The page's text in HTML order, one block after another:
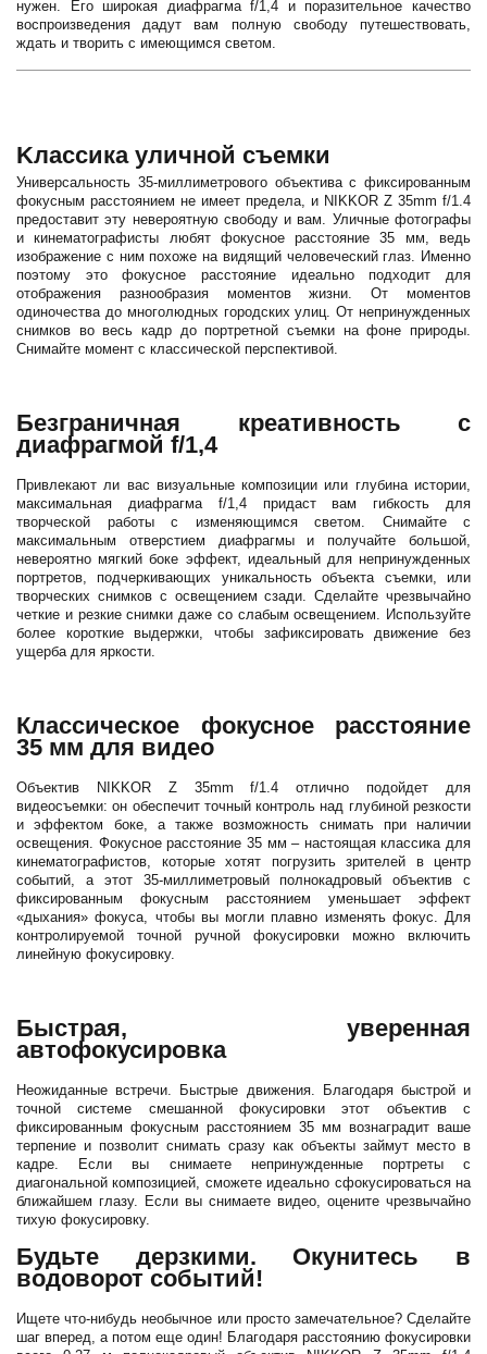
нужен. Его широкая диафрагма f/1,4 и поразительное качество
воспроизведения дадут вам полную свободу путешествовать,
ждать и творить с имеющимся светом.
Kлассика уличной съемки
Универсальность 35-миллиметрового объектива с фиксированным
фокусным расстоянием не имеет предела, и NIKKOR Z 35mm f/1.4
предоставит эту невероятную свободу и вам. Уличные фотографы
и кинематографисты любят фокусное расстояние 35 мм, ведь
изображение с ним похоже на видящий человеческий глаз. Именно
поэтому это фокусное расстояние идеально подходит для
отображения разнообразия моментов жизни. От моментов
одиночества до многолюдных городских улиц. От непринужденных
снимков во весь кадр до портретной съемки на фоне природы.
Снимайте момент с классической перспективой.
Безграничная креативность с
диафрагмой f/1,4
Привлекают ли вас визуальные композиции или глубина истории,
максимальная диафрагма f/1,4 придаст вам гибкость для
творческой работы с изменяющимся светом. Снимайте с
максимальным отверстием диафрагмы и получайте большой,
невероятно мягкий боке эффект, идеальный для непринужденных
портретов, подчеркивающих уникальность объекта съемки, или
творческих снимков с освещением сзади. Сделайте чрезвычайно
четкие и резкие снимки даже со слабым освещением. Используйте
более короткие выдержки, чтобы зафиксировать движение без
ущерба для яркости.
Классическое фокусное расстояние
35 мм для видео
Объектив NIKKOR Z 35mm f/1.4 отлично подойдет для
видеосъемки: он обеспечит точный контроль над глубиной резкости
и эффектом боке, а также возможность снимать при наличии
освещения. Фокусное расстояние 35 мм – настоящая классика для
кинематографистов, которые хотят погрузить зрителей в центр
событий, а этот 35-миллиметровый полнокадровый объектив с
фиксированным фокусным расстоянием уменьшает эффект
«дыхания» фокуса, чтобы вы могли плавно изменять фокус. Для
контролируемой точной ручной фокусировки можно включить
линейную фокусировку.
Быстрая, уверенная
автофокусировка
Неожиданные встречи. Быстрые движения. Благодаря быстрой и
точной системе смешанной фокусировки этот объектив с
фиксированным фокусным расстоянием 35 мм вознаградит ваше
терпение и позволит снимать сразу как объекты займут место в
кадре. Если вы снимаете непринужденные портреты с
диагональной композицией, сможете идеально сфокусироваться на
ближайшем глазу. Если вы снимаете видео, оцените чрезвычайно
тихую фокусировку.
Будьте дерзкими. Окунитесь в
водоворот событий!
Ищете что-нибудь необычное или просто замечательное? Сделайте
шаг вперед, а потом еще один! Благодаря расстоянию фокусировки